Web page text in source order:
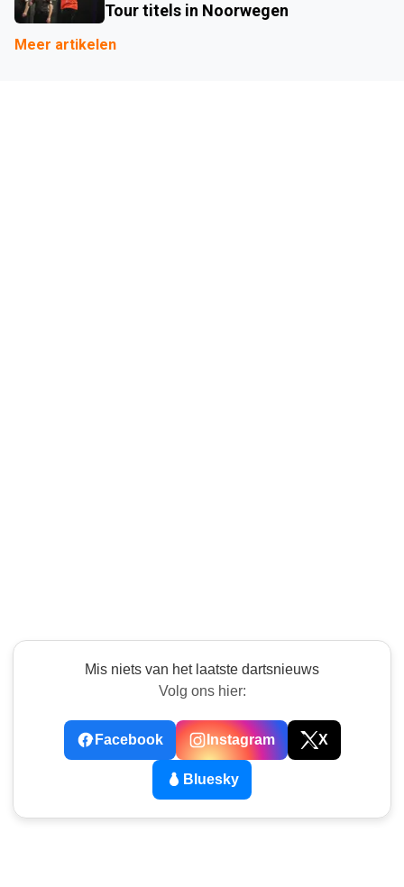
Tour titels in Noorwegen
Meer artikelen
Mis niets van het laatste dartsnieuws
Volg ons hier:
Facebook Instagram X
Bluesky